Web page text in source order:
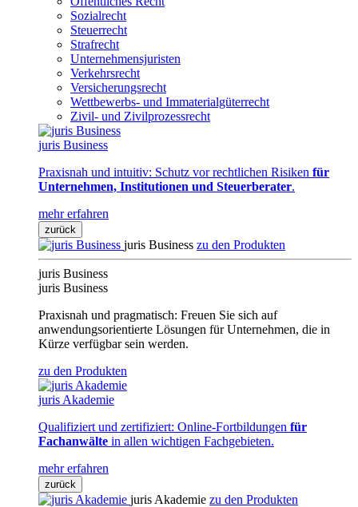
Sozialrecht
Steuerrecht
Strafrecht
Unternehmensjuristen
Verkehrsrecht
Versicherungsrecht
Wettbewerbs- und Immaterialgüterrecht
Zivil- und Zivilprozessrecht
juris Business
Praxisnah und intuitiv: Schutz vor rechtlichen Risiken für
Unternehmen, Institutionen und Steuerberater.
mehr erfahren
zurück
juris Business zu den Produkten
juris Business
juris Business
Praxisnah und pragmatisch: Freuen Sie sich auf
anwendungsorientierte Lösungen für Unternehmen, die in
Kürze verfügbar sein werden.
zu den Produkten
juris Akademie
Qualifiziert und zertifiziert: Online-Fortbildungen für
Fachanwälte in allen wichtigen Fachgebieten.
mehr erfahren
zurück
juris Akademie zu den Produkten